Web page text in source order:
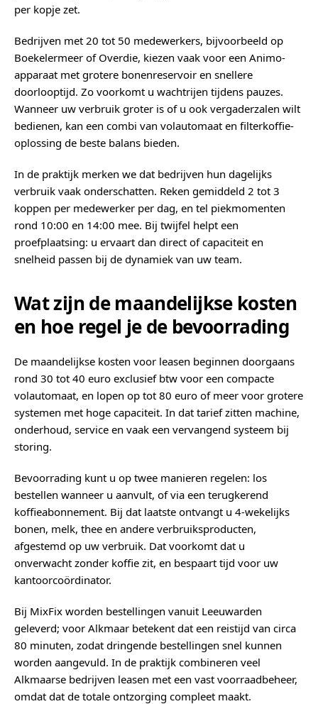
per kopje zet.
Bedrijven met 20 tot 50 medewerkers, bijvoorbeeld op
Boekelermeer of Overdie, kiezen vaak voor een Animo-
apparaat met grotere bonenreservoir en snellere
doorlooptijd. Zo voorkomt u wachtrijen tijdens pauzes.
Wanneer uw verbruik groter is of u ook vergaderzalen wilt
bedienen, kan een combi van volautomaat en filterkoffie-
oplossing de beste balans bieden.
In de praktijk merken we dat bedrijven hun dagelijks
verbruik vaak onderschatten. Reken gemiddeld 2 tot 3
koppen per medewerker per dag, en tel piekmomenten
rond 10:00 en 14:00 mee. Bij twijfel helpt een
proefplaatsing: u ervaart dan direct of capaciteit en
snelheid passen bij de dynamiek van uw team.
Wat zijn de maandelijkse kosten
en hoe regel je de bevoorrading
De maandelijkse kosten voor leasen beginnen doorgaans
rond 30 tot 40 euro exclusief btw voor een compacte
volautomaat, en lopen op tot 80 euro of meer voor grotere
systemen met hoge capaciteit. In dat tarief zitten machine,
onderhoud, service en vaak een vervangend systeem bij
storing.
Bevoorrading kunt u op twee manieren regelen: los
bestellen wanneer u aanvult, of via een terugkerend
koffieabonnement. Bij dat laatste ontvangt u 4-wekelijks
bonen, melk, thee en andere verbruiksproducten,
afgestemd op uw verbruik. Dat voorkomt dat u
onverwacht zonder koffie zit, en bespaart tijd voor uw
kantoorcoördinator.
Bij MixFix worden bestellingen vanuit Leeuwarden
geleverd; voor Alkmaar betekent dat een reistijd van circa
80 minuten, zodat dringende bestellingen snel kunnen
worden aangevuld. In de praktijk combineren veel
Alkmaarse bedrijven leasen met een vast voorraadbeheer,
omdat dat de totale ontzorging compleet maakt.